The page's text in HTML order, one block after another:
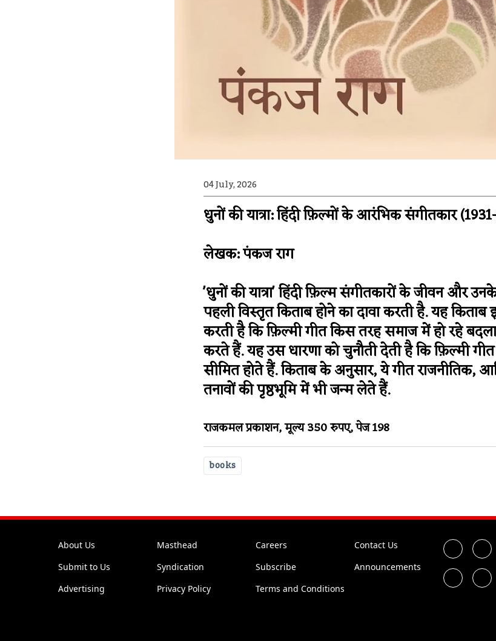
04 July, 2026
धुनों की यात्रा: हिंदी फ़िल्मों के आरंभिक संगीतकार
लेखक: पंकज राग
'धुनों की यात्रा' हिंदी फ़िल्म संगीतकारों के जीवन और
पहली विस्तृत किताब होने का दावा करती है. यह
करती है कि फ़िल्मी गीत किस तरह समाज में हो रहे
करते हैं. यह उस धारणा को चुनौती देती है कि फ़िल्मी
सीमित होते हैं. किताब के अनुसार, ये गीत राजनीतिक,
तनावों की पृष्ठभूमि में भी जन्म लेते हैं.
राजकमल प्रकाशन, मूल्य 350 रुपए, पेज 198
books
About Us Masthead Careers
Contact Us
Submit to Us
Syndication Subscribe
Announcements
Advertising
Privacy Policy Terms and Conditions